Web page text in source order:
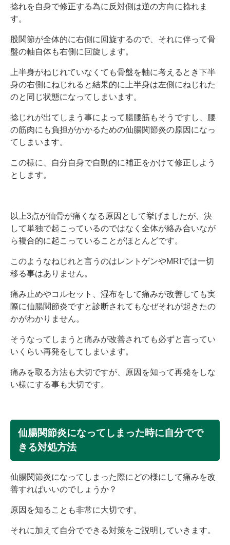
捻れを自身で修正する為に反対側は逆の方向に捻れま
す。
股関節が全体的に右側に回旋するので、それに伴って骨
盤の軸自体も右側に回旋します。
上半身がねじれていなくても骨盤を軸に考えるとき下半
身の右側にねじれると結果的に上半身は左側にねじれた
のと同じ状態になってしまいます。
捻じれが出てしまう事によって腸腰筋もそうですし、腰
の筋肉にも負担がかかるための仙腸関節炎の原因になっ
てしまいます。
この様に、自分自身で自動的に補正をかけて修正しよう
とします。
以上3点が仙骨が痛くなる原因として挙げましたが、決
して単独で起こっているのではなく全体が絡み合いなが
ら複合的に起こっていることがほとんどです。
このようなねじれと言うのはレントゲンやMRIでは一切
移る事はありません。
痛み止めやコルセット、湿布をして痛みが改善しても実
際に仙腸関節炎ですと診断されてもなぜそれが起きたの
かがわかりません。
そうなってしまうと痛みが改善されても必ずと言ってい
いくらい再発をしてしまいます。
痛みを取る方法も大切ですが、原因を知って再発をしな
い様にする事も大切です。
仙腸関節炎になってしまった時に自分でで
きる対処方法
仙腸関節炎になってしまった際にどの様にして痛みを改
善すればいいのでしょうか？
原因を知ることも非常に大切です。
それに加えて自分でできる対策をご説明していきます。